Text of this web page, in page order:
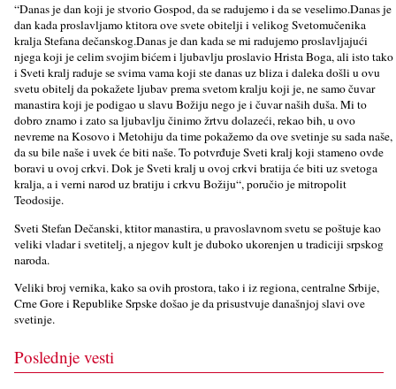
“Danas je dan koji je stvorio Gospod, da se radujemo i da se veselimo.Danas je
dan kada proslavljamo ktitora ove svete obitelji i velikog Svetomučenika
kralja Stefana dečanskog.Danas je dan kada se mi radujemo proslavljajući
njega koji je celim svojim bićem i ljubavlju proslavio Hrista Boga, ali isto tako
i Sveti kralj raduje se svima vama koji ste danas uz bliza i daleka došli u ovu
svetu obitelj da pokažete ljubav prema svetom kralju koji je, ne samo čuvar
manastira koji je podigao u slavu Božiju nego je i čuvar naših duša. Mi to
dobro znamo i zato sa ljubavlju činimo žrtvu dolazeći, rekao bih, u ovo
nevreme na Kosovo i Metohiju da time pokažemo da ove svetinje su sada naše,
da su bile naše i uvek će biti naše. To potvrđuje Sveti kralj koji stameno ovde
boravi u ovoj crkvi. Dok je Sveti kralj u ovoj crkvi bratija će biti uz svetoga
kralja, a i verni narod uz bratiju i crkvu Božiju“, poručio je mitropolit
Teodosije.
Sveti Stefan Dečanski, ktitor manastira, u pravoslavnom svetu se poštuje kao
veliki vladar i svetitelj, a njegov kult je duboko ukorenjen u tradiciji srpskog
naroda.
Veliki broj vernika, kako sa ovih prostora, tako i iz regiona, centralne Srbije,
Crne Gore i Republike Srpske došao je da prisustvuje današnjoj slavi ove
svetinje.
Poslednje vesti